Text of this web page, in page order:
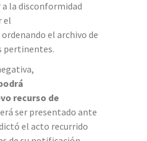
la disconformidad
el
el archivo de
pertinentes.
recurso de
ser presentado ante
el acto recurrido